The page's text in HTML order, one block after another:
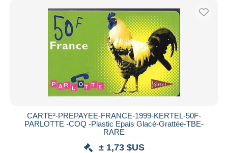
CARTE²-PREPAYEE-FRANCE-1999-KERTEL-50F-
PARLOTTE -COQ -Plastic Epais Glacé-Grattée-TBE-
RARE
± 1,73 $US